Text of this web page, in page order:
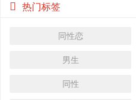
热门标签
同性恋
男生
同性